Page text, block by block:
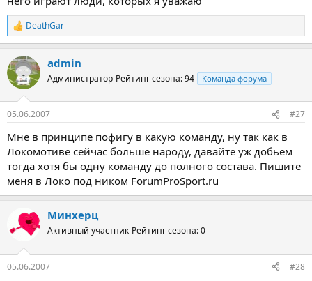
Р
е
к
ц
и
DeathGar
admin
Администратор Рейтинг сезона: 94 Команда форума
05.06.2007 #27
Мне в принципе пофигу в какую команду, ну так как в
Локомотиве сейчас больше народу, давайте уж добьем
тогда хотя бы одну команду до полного состава. Пишите
меня в Локо под ником ForumProSport.ru
Минхерц
Активный участник Рейтинг сезона: 0
05.06.2007 #28